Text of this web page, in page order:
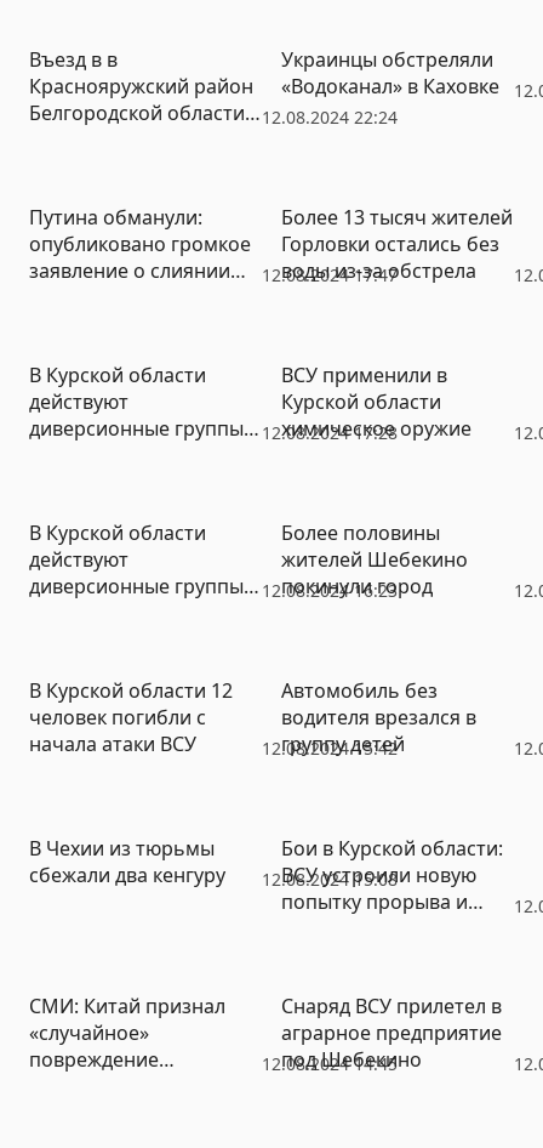
12.08.2024 22:24
Въезд в в
Краснояружский район
Белгородской области
Украинцы обстреляли
«Водоканал» в Каховке
12.08.2024 17:47
Путина обманули:
опубликовано громкое
заявление о слиянии
Более 13 тысяч жителей
Горловки остались без
воды из-за обстрела
12.08.2024 17:28
В Курской области
действуют
диверсионные группы
ВСУ применили в
Курской области
химическое оружие
12.08.2024 16:23
В Курской области
действуют
диверсионные группы
Более половины
жителей Шебекино
покинули город
12.08.2024 15:42
В Курской области 12
человек погибли с
начала атаки ВСУ
Автомобиль без
водителя врезался в
группу детей
12.08.2024 15:08
В Чехии из тюрьмы
сбежали два кенгуру
Бои в Курской области:
ВСУ устроили новую
попытку прорыва и
12.08.2024 14:45
СМИ: Китай признал
«случайное»
повреждение
Снаряд ВСУ прилетел в
аграрное предприятие
под Шебекино